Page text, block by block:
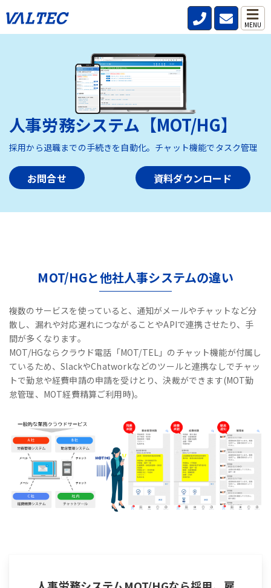
MENU
HOME>製品・サービス> 人事労務システム【MOT/HG】
人事労務システム【MOT/HG】
採用から退職までの手続きを自動化。チャット機能でタスク管理
お問合せ 資料ダウンロード
MOT/HGと他社人事システムの違い
複数のサービスを使っていると、通知がメールやチャットなど分
散し、漏れや対応遅れにつながることやAPIで連携させたり、手
間が多くなります。
MOT/HGならクラウド電話「MOT/TEL」のチャット機能が付属し
ているため、SlackやChatworkなどのツールと連携なしでチャッ
トで勤怠や経費申請の申請を受けとり、決裁ができます(MOT勤
怠管理、MOT経費精算ご利用時)。